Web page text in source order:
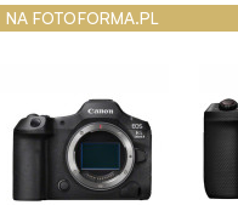
FOTOFORMA.PL